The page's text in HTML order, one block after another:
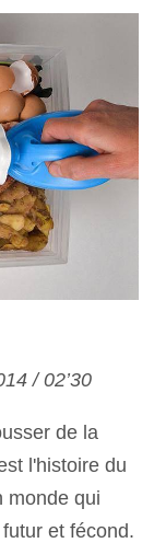
/ 02’30
de la
l'histoire du
monde qui
et fécond.